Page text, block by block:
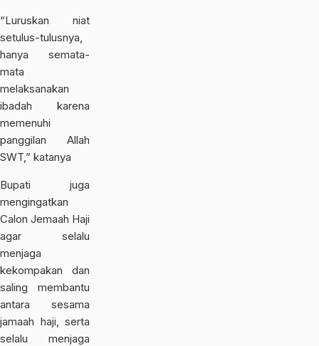
“Luruskan niat
setulus-tulusnya,
hanya semata-
mata
melaksanakan
ibadah karena
memenuhi
panggilan Allah
SWT,” katanya
Bupati juga
mengingatkan
Calon Jemaah Haji
agar selalu
menjaga
kekompakan dan
saling membantu
antara sesama
jamaah haji, serta
selalu menjaga